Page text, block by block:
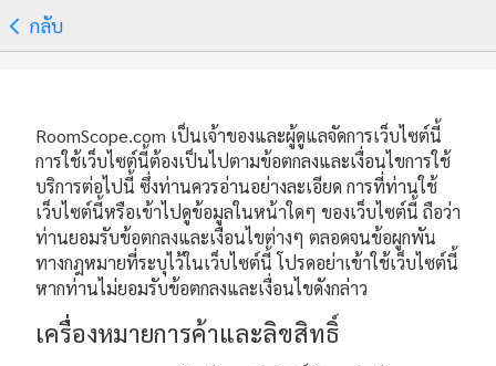
กลับ
RoomScope.com เป็นเจ้าของและผู้ดูแลจัดการเว็บไซต์นี้
การใช้เว็บไซต์นี้ต้องเป็นไปตามข้อตกลงและเงื่อนไขการใช้
บริการต่อไปนี้ ซึ่งท่านควรอ่านอย่างละเอียด การที่ท่านใช้
เว็บไซต์นี้หรือเข้าไปดูข้อมูลในหน้าใดๆ ของเว็บไซต์นี้ ถือว่า
ท่านยอมรับข้อตกลงและเงื่อนไขต่างๆ ตลอดจนข้อผูกพัน
ทางกฎหมายที่ระบุไว้ในเว็บไซต์นี้ โปรดอย่าเข้าใช้เว็บไซต์นี้
หากท่านไม่ยอมรับข้อตกลงและเงื่อนไขดังกล่าว
เครื่องหมายการค้าและลิขสิทธิ์